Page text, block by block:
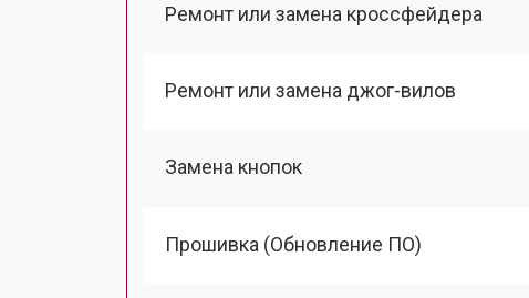
Ремонт или замена кроссфейдера
Ремонт или замена джог-вилов
Замена кнопок
Прошивка (Обновление ПО)